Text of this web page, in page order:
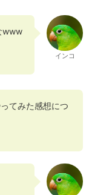
www
インコ
てみた感想につ